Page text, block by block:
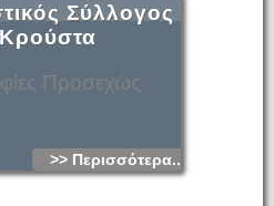
Προσεχώς
Σύλλογος
Κρούστα
>> Περισσότερα...